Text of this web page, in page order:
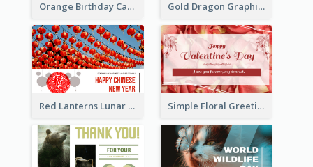
Orange Birthday Card Gold Dragon Graphic Lunar New Year Greeting Card
Red Lanterns Lunar New Year Greeting Card Simple Floral Greeting Card Of Valentine's Day